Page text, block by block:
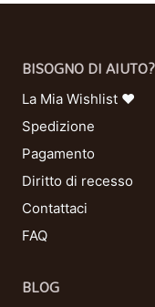
BISOGNO DI AIUTO?
La Mia Wishlist ❤
Spedizione
Pagamento
Diritto di recesso
Contattaci
FAQ
BLOG